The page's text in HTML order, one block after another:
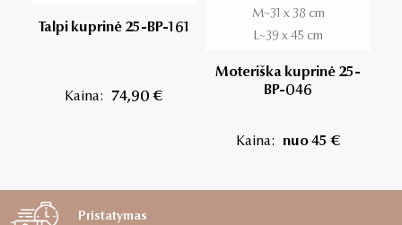
Talpi kuprinė 25-BP-161
Kaina: 74,90 €
M~31 x 38 cm
L~39 x 45 cm
Moteriška kuprinė 25-
BP-046
Kaina: nuo 45 €
Pristatymas